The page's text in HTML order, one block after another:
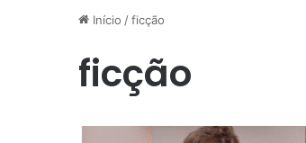
Início /ficção
ficção